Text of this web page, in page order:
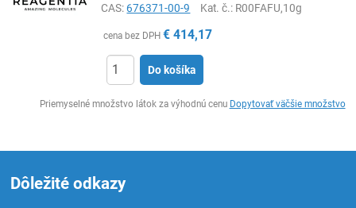
CAS:676371-00-9 Kat. č.: R00FAFU,10g
cena bez DPH € 414,17
Do košíka
Priemyselné množstvo látok za výhodnú cenu Dopytovať väčšie množstvo
Dôležité odkazy